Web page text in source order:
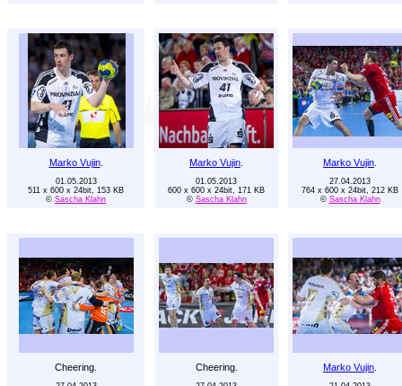
Marko Vujin. Marko Vujin Marko Vujin
01.05.2013
511 x 600 x 24bit, 153 KB
© Sascha Klahn
01.05.2013
600 x 600 x 24bit, 171 KB
© Sascha Klahn
27.04.2013
764 x 600 x 24bit, 212 KB
© Sascha Klahn
Cheering. Cheering. Marko Vujin